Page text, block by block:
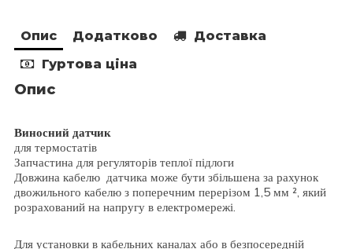
Опис Додатково
Доставка
Гуртова ціна
Опис
Виносний датчик
для термостатів
Запчастина для регуляторів теплої підлоги
Довжина кабелю датчика може бути збільшена за рахунок
двожильного кабелю з поперечним перерізом 1,5 мм ², який
розрахований на напругу в електромережі.
Для установки в кабельних каналах або в безпосередній